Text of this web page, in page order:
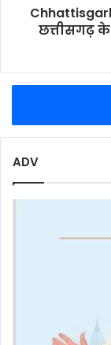
पुलिसकर्मी
से
छत्तीसगढ़ के
ADV